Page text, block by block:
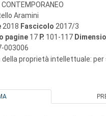
CONTEMPORANEO
Aramini
2018 Fascicolo 2017/3
pagine 17 P. 101-117
003006
della proprietà intellettuale: